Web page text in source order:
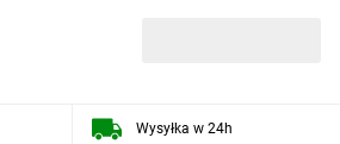
Wysyłka w 24h